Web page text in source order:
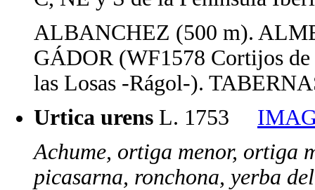
ALBANCHEZ (500 m).
GÁDOR (WF1578 Cortijos
las Losas -Rágol-).
Urtica urens L. 1753
Achume, ortiga menor, ortiga
picasarna, ronchona, yerba